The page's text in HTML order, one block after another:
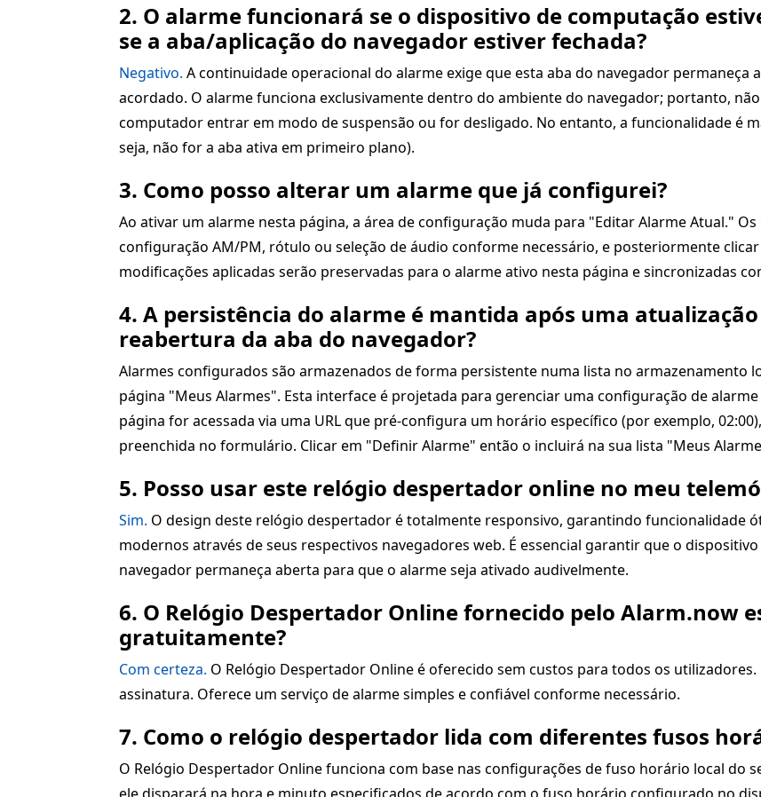
2. O alarme funcionará se o dispositivo de computação
se a aba/aplicação do navegador estiver fechada?
Negativo. A continuidade operacional do alarme exige que esta aba do navegador permaneça
acordado. O alarme funciona exclusivamente dentro do ambiente do navegador; portanto,
computador entrar em modo de suspensão ou for desligado. No entanto, a funcionalidade é
seja, não for a aba ativa em primeiro plano).
3. Como posso alterar um alarme que já configurei?
Ao ativar um alarme nesta página, a área de configuração muda para "Editar Alarme Atual."
configuração AM/PM, rótulo ou seleção de áudio conforme necessário, e posteriormente
modificações aplicadas serão preservadas para o alarme ativo nesta página e sincronizadas
4. A persistência do alarme é mantida após uma
reabertura da aba do navegador?
Alarmes configurados são armazenados de forma persistente numa lista no armazenamento
página "Meus Alarmes". Esta interface é projetada para gerenciar uma configuração de
página for acessada via uma URL que pré-configura um horário específico (por exemplo,
preenchida no formulário. Clicar em "Definir Alarme" então o incluirá na sua lista "Meus
5. Posso usar este relógio despertador online no meu
Sim. O design deste relógio despertador é totalmente responsivo, garantindo funcionalidade
modernos através de seus respectivos navegadores web. É essencial garantir que o
navegador permaneça aberta para que o alarme seja ativado audivelmente.
6. O Relógio Despertador Online fornecido pelo Alarm.now
gratuitamente?
Com certeza. O Relógio Despertador Online é oferecido sem custos para todos os
assinatura. Oferece um serviço de alarme simples e confiável conforme necessário.
7. Como o relógio despertador lida com diferentes fusos
O Relógio Despertador Online funciona com base nas configurações de fuso horário local do